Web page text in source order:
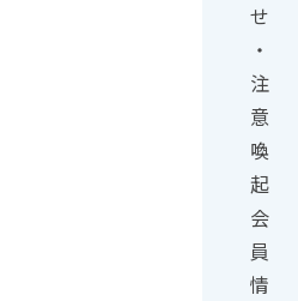
せ
・
注
意
喚
起
会
員
情